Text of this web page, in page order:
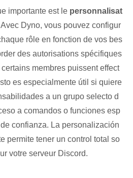
importante‌ est le personnalisat
Avec‌ Dyno, vous pouvez configur
rôle en fonction de vos bes
des autorisations spécifiques
membres puissent effect
es especialmente útil si quiere
‍a un grupo ⁢selecto d
‌a comandos o‍ funciones ⁣esp
confianza.⁤ La personalización​
permite‌ tener un control total so
votre serveur Discord.